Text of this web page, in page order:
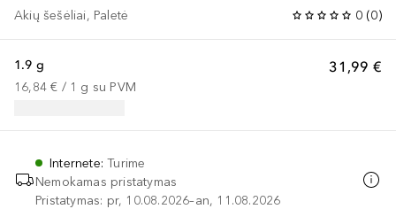
Akių šešėliai, Paletė 0 (0)
31,99 €
1.9 g
16,84 € / 1 g su PVM
Internete:Turime
Nemokamas pristatymas
Pristatymas: pr, 10.08.2026–an, 11.08.2026